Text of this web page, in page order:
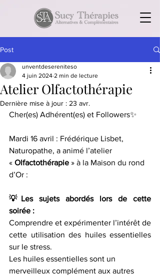
Post
Atelier Olfactothérapie
unventdesereniteso
4 juin 2024 2 min de lecture
Dernière mise à jour : 23 avr.
Cher(es) Adhérent(es) et Followers✨
Mardi 16 avril : Frédérique Lisbet,
Naturopathe, a animé l’atelier
« Olfactothérapie » à la Maison du rond
d’Or :
💡Les sujets abordés lors de cette
soirée :
Comprendre et expérimenter l’intérêt de
cette utilisation des huiles essentielles
sur le stress.
Les huiles essentielles sont un
merveilleux complément aux autres